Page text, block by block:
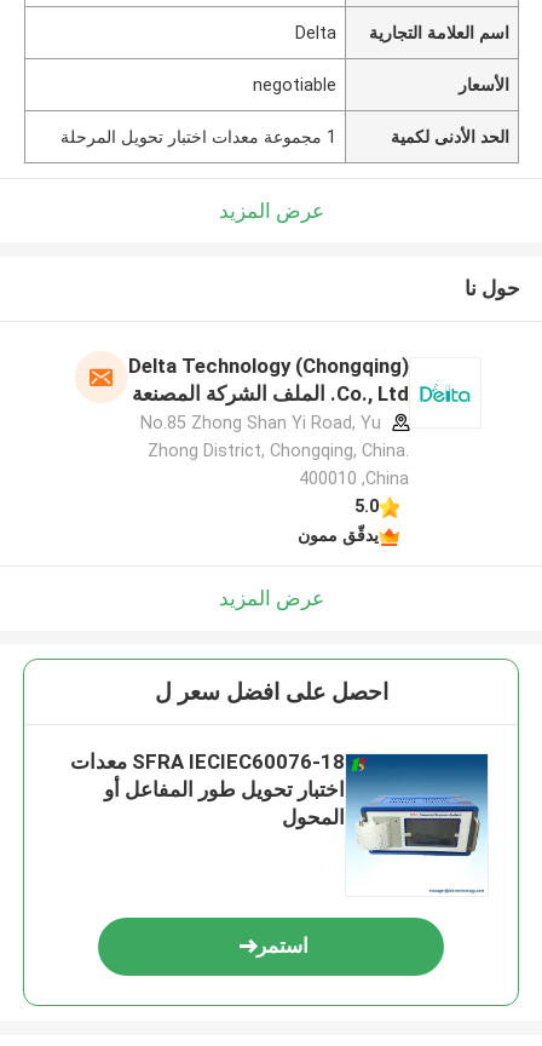
اسم العلامة التجارية Delta
الأسعار negotiable
الحد الأدنى لكمية 1 مجموعة معدات اختبار تحويل المرحلة
عرض المزيد
حول نا
Delta Technology (Chongqing)
Co., Ltd. الملف الشركة المصنعة
No.85 Zhong Shan Yi Road, Yu
Zhong District, Chongqing, China.
400010 ,China
5.0
يدقّق ممون
عرض المزيد
احصل على افضل سعر ل
SFRA IECIEC60076-18 معدات
اختبار تحويل طور المفاعل أو
المحول
استمر